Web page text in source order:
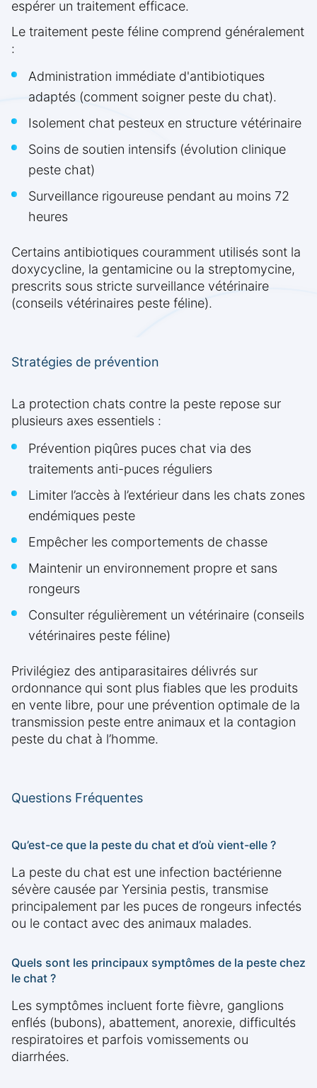
espérer un traitement efficace.
Le traitement peste féline comprend généralement
:
Administration immédiate d'antibiotiques
adaptés (comment soigner peste du chat).
Isolement chat pesteux en structure vétérinaire
Soins de soutien intensifs (évolution clinique
peste chat)
Surveillance rigoureuse pendant au moins 72
heures
Certains antibiotiques couramment utilisés sont la
doxycycline, la gentamicine ou la streptomycine,
prescrits sous stricte surveillance vétérinaire
(conseils vétérinaires peste féline).
Stratégies de prévention
La protection chats contre la peste repose sur
plusieurs axes essentiels :
Prévention piqûres puces chat via des
traitements anti-puces réguliers
Limiter l’accès à l’extérieur dans les chats zones
endémiques peste
Empêcher les comportements de chasse
Maintenir un environnement propre et sans
rongeurs
Consulter régulièrement un vétérinaire (conseils
vétérinaires peste féline)
Privilégiez des antiparasitaires délivrés sur
ordonnance qui sont plus fiables que les produits
en vente libre, pour une prévention optimale de la
transmission peste entre animaux et la contagion
peste du chat à l’homme.
Questions Fréquentes
Qu’est-ce que la peste du chat et d’où vient-elle ?
La peste du chat est une infection bactérienne
sévère causée par Yersinia pestis, transmise
principalement par les puces de rongeurs infectés
ou le contact avec des animaux malades.
Quels sont les principaux symptômes de la peste chez
le chat ?
Les symptômes incluent forte fièvre, ganglions
enflés (bubons), abattement, anorexie, difficultés
respiratoires et parfois vomissements ou
diarrhées.